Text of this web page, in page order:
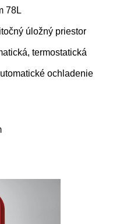
78L
úložný priestor
termostatická
ochladenie